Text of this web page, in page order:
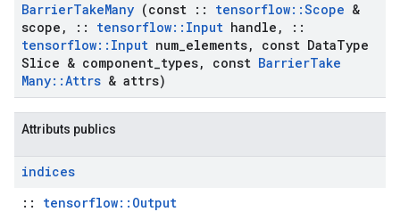
BarrierTakeMany (const :: tensorflow::Scope &
scope , :: tensorflow:: Input handle ,
::
tensorflow:: Input num elements, const DataType
Slice & component types, const BarrierTake
Many::Attrs & attrs)
Attributs publics
indices
:: tensorflow::Output